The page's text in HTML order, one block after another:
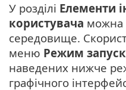
У розділі Елементи
користувача можна
середовище.
меню Режим
наведених нижче
графічного